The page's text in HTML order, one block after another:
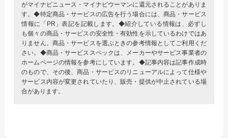
がマイナビニュース・マイナビウーマンに還元されることがありま
す。◆特定商品・サービスの広告を行う場合には、商品・サービス
情報に「PR」表記を記載します。◆紹介している情報は、必ずし
も個々の商品・サービスの安全性・有効性を示しているわけではあ
りません。商品・サービスを選ぶときの参考情報としてご利用くだ
さい。◆商品・サービススペックは、メーカーやサービス事業者の
ホームページの情報を参考にしています。◆記事内容は記事作成時
のもので、その後、商品・サービスのリニューアルによって仕様や
サービス内容が変更されていたり、販売・提供が中止されている場
合があります。